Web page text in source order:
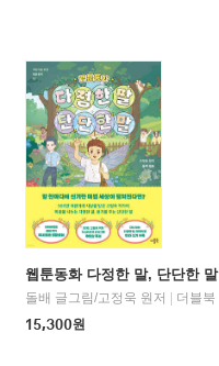
웹툰동화 다정한 말, 단단한 말
돌배 글그림/고정욱 원저
더블북
15,300원